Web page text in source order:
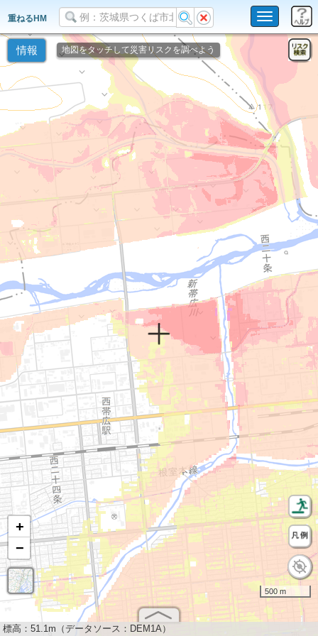
Toggle
navigation
重ねるHM
情報
+
−
500 m
地図をタッチして災害リスクを調べよう
標高： 51.1m（データソース：DEM1A）